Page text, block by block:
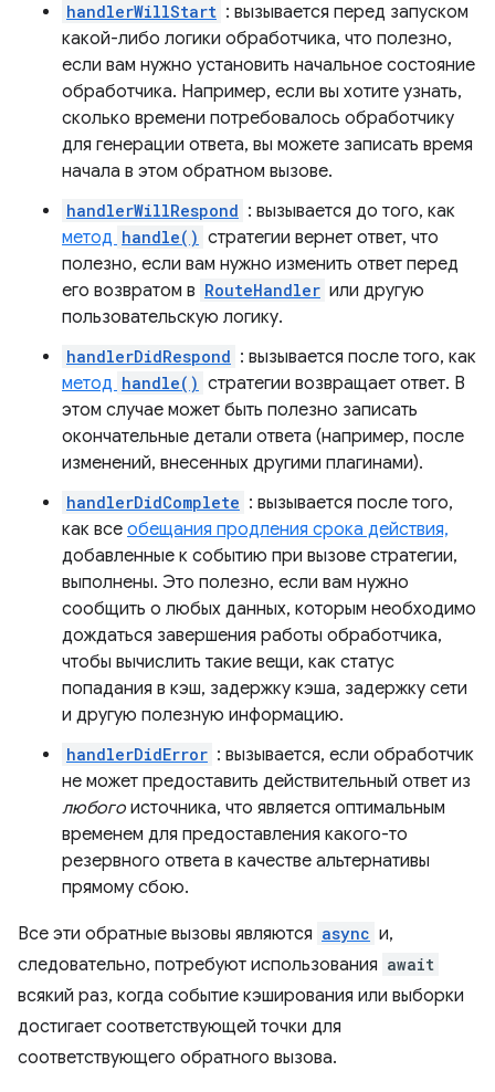
handlerWillStart : вызывается перед запуском
какой-либо логики обработчика, что полезно,
если вам нужно установить начальное состояние
обработчика. Например, если вы хотите узнать,
сколько времени потребовалось обработчику
для генерации ответа, вы можете записать время
начала в этом обратном вызове.
handlerWillRespond : вызывается до того, как
метод handle() стратегии вернет ответ, что
полезно, если вам нужно изменить ответ перед
его возвратом в RouteHandler или другую
пользовательскую логику.
handlerDidRespond : вызывается после того, как
метод handle() стратегии возвращает ответ. В
этом случае может быть полезно записать
окончательные детали ответа (например, после
изменений, внесенных другими плагинами).
handlerDidComplete : вызывается после того,
как все обещания продления срока действия,
добавленные к событию при вызове стратегии,
выполнены. Это полезно, если вам нужно
сообщить о любых данных, которым необходимо
дождаться завершения работы обработчика,
чтобы вычислить такие вещи, как статус
попадания в кэш, задержку кэша, задержку сети
и другую полезную информацию.
handlerDidError : вызывается, если обработчик
не может предоставить действительный ответ из
любого источника, что является оптимальным
временем для предоставления какого-то
резервного ответа в качестве альтернативы
прямому сбою.
Все эти обратные вызовы являются async и,
следовательно, потребуют использования await
всякий раз, когда событие кэширования или выборки
достигает соответствующей точки для
соответствующего обратного вызова.